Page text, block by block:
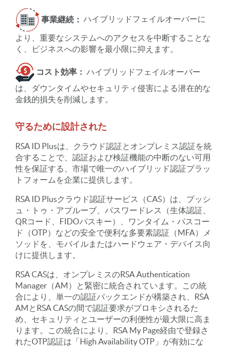
事業継続： ハイブリッドフェイルオーバーに
より、重要なシステムへのアクセスを中断することな
く、ビジネスへの影響を最小限に抑えます。
コスト効率： ハイブリッドフェイルオーバー
は、ダウンタイムやセキュリティ侵害による潜在的な
金銭的損失を削減します。
守るために設計された
RSA ID Plusは、クラウド認証とオンプレミス認証を統
合することで、認証および検証機能の中断のない可用
性を保証する、市場で唯一のハイブリッド認証プラッ
トフォームを企業に提供します。
RSA ID Plusクラウド認証サービス（CAS）は、プッシ
ュ・トゥ・アプルーブ、パスワードレス（生体認証、
QRコード、FIDOパスキー）、ワンタイム・パスコー
ド（OTP）などの安全で便利な多要素認証（MFA）メ
ソッドを、モバイルまたはハードウェア・デバイス向
けに提供します。
RSA CASは、オンプレミスのRSA Authentication
Manager（AM）と緊密に統合されています。この統
合により、単一の認証バックエンドが構築され、RSA
AMとRSA CASの間で認証要求がプロキシされるた
め、セキュリティとユーザーの利便性が最大限に高ま
ります。この統合により、RSA My Page経由で登録さ
れたOTP認証は「High Availability OTP」が有効にな